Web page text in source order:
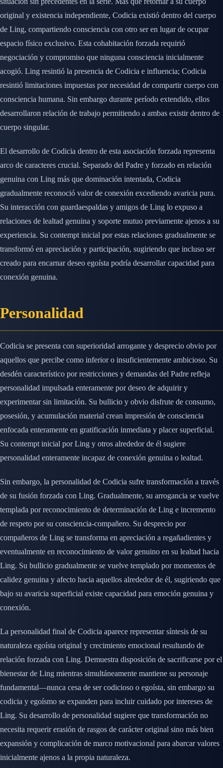
original y existencia independiente, Codicia existió dentro del cuerpo
de Ling, compartiendo consciencia con otro ser en lugar de ocupar
espacio físico exclusivo. Esta cohabitación forzada requirió
negociación y compromiso que ninguna consciencia inicialmente
acogió. Ling resintió la presencia de Codicia e influencia; Codicia
resintió limitaciones impuestas por necesidad de compartir cuerpo con
consciencia humana. Sin embargo durante período extendido, ellos
desarrollaron relación de trabajo permitiendo a ambas existir dentro de
cuerpo singular.
El desarrollo de Codicia dentro de esta asociación forzada representa
arco de caracteres crucial. Separado del Padre y forzado en relación
genuina con Ling más que dominación intentada, Codicia
gradualmente reconoció valor de conexión excediendo avaricia pura.
Su interacción con guardaespaldas y amigos de Ling lo expuso a
relaciones de lealtad genuina y soporte mutuo previamente ajenos a su
experiencia. Su contempt inicial por estas relaciones gradualmente se
transformó en apreciación y participación, sugiriendo que incluso ser
creado para encarnar deseo egoísta podría desarrollar capacidad para
conexión genuina.
Personalidad
Codicia se presenta con superioridad arrogante y desprecio obvio por
aquellos que percibe como inferior o insuficientemente ambicioso. Su
desdén característico por restricciones y demandas del Padre refleja
personalidad impulsada enteramente por deseo de adquirir y
experimentar sin limitación. Su bullicio y obvio disfrute de consumo,
posesión, y acumulación material crean impresión de consciencia
enfocada enteramente en gratificación inmediata y placer superficial.
Su contempt inicial por Ling y otros alrededor de él sugiere
personalidad enteramente incapaz de conexión genuina o lealtad.
Sin embargo, la personalidad de Codicia sufre transformación a través
de su fusión forzada con Ling. Gradualmente, su arrogancia se vuelve
templada por reconocimiento de determinación de Ling e incremento
de respeto por su consciencia-compañero. Su desprecio por
compañeros de Ling se transforma en apreciación a regañadientes y
eventualmente en reconocimiento de valor genuino en su lealtad hacia
Ling. Su bullicio gradualmente se vuelve templado por momentos de
calidez genuina y afecto hacia aquellos alrededor de él, sugiriendo que
bajo su avaricia superficial existe capacidad para emoción genuina y
conexión.
La personalidad final de Codicia aparece representar síntesis de su
naturaleza egoísta original y crecimiento emocional resultando de
relación forzada con Ling. Demuestra disposición de sacrificarse por el
bienestar de Ling mientras simultáneamente mantiene su personaje
fundamental—nunca cesa de ser codicioso o egoísta, sin embargo su
codicia y egoísmo se expanden para incluir cuidado por intereses de
Ling. Su desarrollo de personalidad sugiere que transformación no
necesita requerir erasión de rasgos de carácter original sino más bien
expansión y complicación de marco motivacional para abarcar valores
inicialmente ajenos a la propia naturaleza.